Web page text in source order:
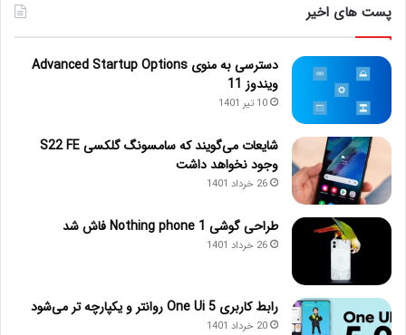
پست های اخیر
دسترسی به منوی Advanced Startup Options
ویندوز 11
10 تیر 1401
شایعات می‌گویند که سامسونگ گلکسی S22 FE
وجود نخواهد داشت
26 خرداد 1401
طراحی گوشی Nothing phone 1 فاش شد
26 خرداد 1401
رابط کاربری One Ui 5 روانتر و یکپارچه تر می‌شود
20 خرداد 1401